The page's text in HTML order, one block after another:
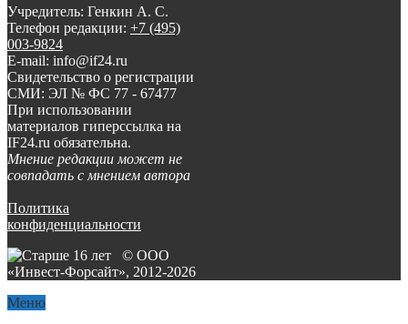
Учредитель: Генкин А. С.
Телефон редакции: +7 (495)
003-9824
E-mail: info@if24.ru
Свидетельство о регистрации
СМИ: ЭЛ № ФС 77 - 67477
При использовании
материалов гиперссылка на
IF24.ru обязательна.
Мнение редакции может не
совпадать с мнением автора
Политика
конфиденциальности
© ООО
«Инвест-Форсайт», 2012-2026
Меню